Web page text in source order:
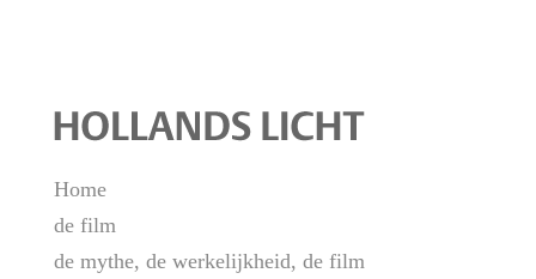
Home
de film
de mythe, de werkelijkheid, de film